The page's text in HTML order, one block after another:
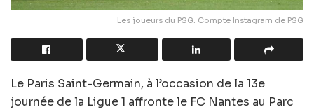
Les joueurs du PSG. Compte Instagram de PSG
Le Paris Saint-Germain, à l’occasion de la 13e
journée de la Ligue 1 affronte le FC Nantes au Parc